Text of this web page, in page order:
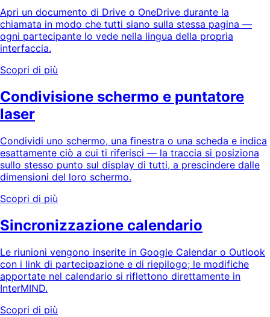
Apri un documento di Drive o OneDrive durante la
chiamata in modo che tutti siano sulla stessa pagina —
ogni partecipante lo vede nella lingua della propria
interfaccia.
Scopri di più
Condivisione schermo e puntatore
laser
Condividi uno schermo, una finestra o una scheda e indica
esattamente ciò a cui ti riferisci — la traccia si posiziona
sullo stesso punto sul display di tutti, a prescindere dalle
dimensioni del loro schermo.
Scopri di più
Sincronizzazione calendario
Le riunioni vengono inserite in Google Calendar o Outlook
con i link di partecipazione e di riepilogo; le modifiche
apportate nel calendario si riflettono direttamente in
InterMIND.
Scopri di più